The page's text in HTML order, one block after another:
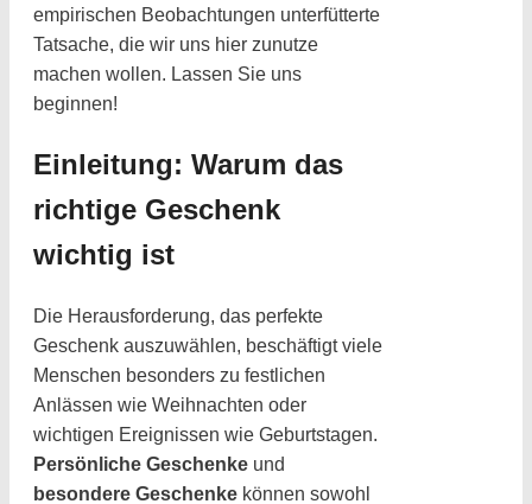
empirischen Beobachtungen unterfütterte
Tatsache, die wir uns hier zunutze
machen wollen. Lassen Sie uns
beginnen!
Einleitung: Warum das
richtige Geschenk
wichtig ist
Die Herausforderung, das perfekte
Geschenk auszuwählen, beschäftigt viele
Menschen besonders zu festlichen
Anlässen wie Weihnachten oder
wichtigen Ereignissen wie Geburtstagen.
Persönliche Geschenke und
besondere Geschenke können sowohl